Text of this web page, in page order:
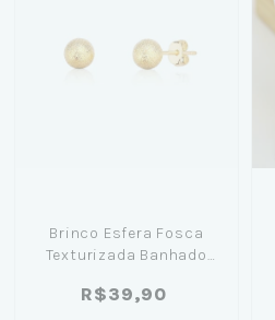
Brinco Esfera Fosca
Texturizada Banhado
R$39,90